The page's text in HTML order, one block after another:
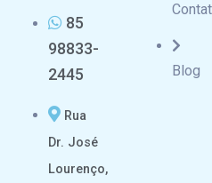
85
98833-
2445
Rua
Dr. José
Lourenço,
Blog